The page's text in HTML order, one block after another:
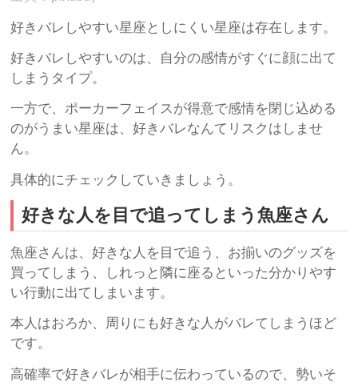
好きバレしやすい星座としにくい星座は存在します。
好きバレしやすいのは、自分の感情がすぐに顔に出て
しまうタイプ。
一方で、ポーカーフェイスが得意で感情を閉じ込める
のがうまい星座は、好きバレなんてリスクはしませ
ん。
具体的にチェックしていきましょう。
好きな人を目で追ってしまう魚座さん
魚座さんは、好きな人を目で追う、お揃いのグッズを
買ってしまう、しれっと隣に座るといった分かりやす
い行動に出てしまいます。
本人はおろか、周りにも好きな人がバレてしまうほど
です。
高確率で好きバレが相手に伝わっているので、勢いそ